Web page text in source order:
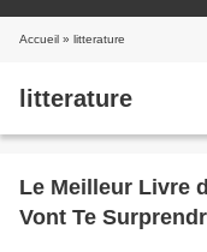
Accueil » litterature
litterature
Le Meilleur Livre
Vont Te